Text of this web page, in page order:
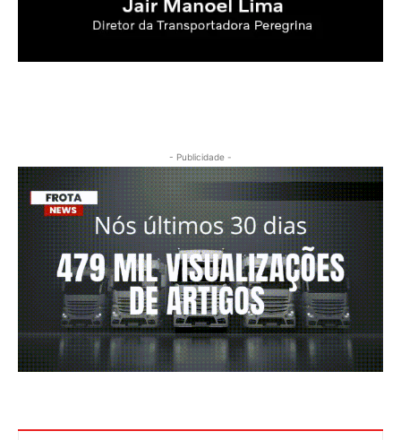
- Publicidade -